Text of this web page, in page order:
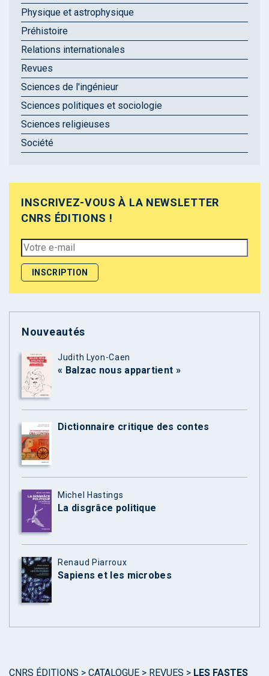
Physique et astrophysique
Préhistoire
Relations internationales
Revues
Sciences de l'ingénieur
Sciences politiques et sociologie
Sciences religieuses
Société
INSCRIVEZ-VOUS À LA NEWSLETTER
CNRS ÉDITIONS !
Nouveautés
Judith Lyon-Caen
« Balzac nous appartient »
Dictionnaire critique des contes
Michel Hastings
La disgrâce politique
Renaud Piarroux
Sapiens et les microbes
CNRS ÉDITIONS > CATALOGUE > REVUES > LES FASTES